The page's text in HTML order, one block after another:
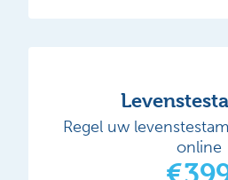
Regel uw
online